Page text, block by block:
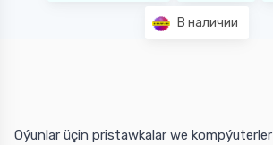
В наличии
Oýunlar üçin pristawkalar we kompýuterler